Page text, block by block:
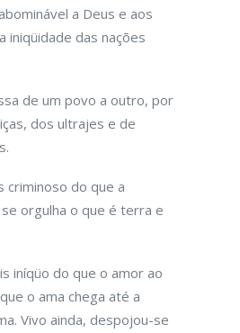
a Deus e aos
iniqüidade das nações
de um povo a outro, por
dos ultrajes e de
criminoso do que a
orgulha o que é terra e
iníqüo do que o amor ao
o ama chega até a
Vivo ainda, despojou-se